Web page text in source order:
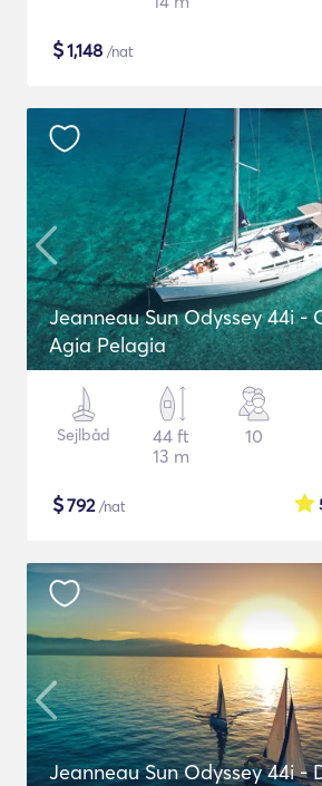
$1,148 /nat
Jeanneau Sun Odyssey 44i -
Agia Pelagia
Sejlbåd
44 ft
13 m
10
$792/nat
Jeanneau Sun Odyssey 44i -